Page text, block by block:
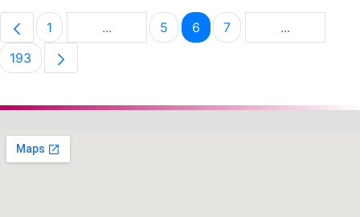
Página
1 ...Páginas intermedias Use TAB para
Página
5 Página
6 Página
7 ...Páginas
Página
193